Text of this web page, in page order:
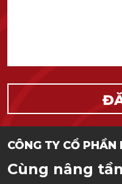
CÔNG TY CỔ PHẦN
Cùng nâng